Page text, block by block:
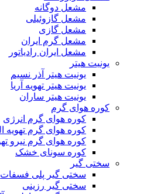
مشعل دوگانه
مشعل گازوئیلی
مشعل گازی
مشعل گرم ایران
مشعل ایران رادیاتور
یونیت هیتر
یونیت هیتر آذر نسیم
یونیت هیتر تهویه آریا
یونیت هیتر ساران
کوره هوای گرم
کوره هوای گرم انرژی
کوره هوای گرم تهویه
کوره هوای گرم نیرو
کوره سونای خشک
سختی گیر
سختی گیر پلی فسفات
سختی گیر رزینی